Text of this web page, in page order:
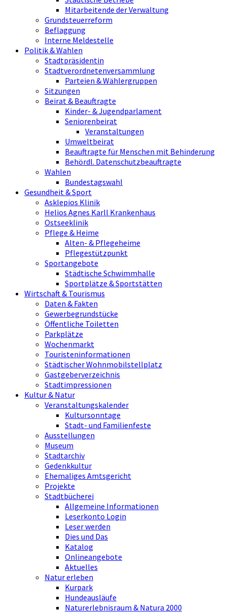
Mitarbeitende der Verwaltung
Grundsteuerreform
Beflaggung
Interne Meldestelle
Politik & Wahlen
Stadtpräsidentin
Stadtverordnetenversammlung
Parteien & Wählergruppen
Sitzungen
Beirat & Beauftragte
Kinder- & Jugendparlament
Seniorenbeirat
Veranstaltungen
Umweltbeirat
Beauftragte für Menschen mit Behinderung
Behördl. Datenschutzbeauftragte
Wahlen
Bundestagswahl
Gesundheit & Sport
Asklepios Klinik
Helios Agnes Karll Krankenhaus
Ostseeklinik
Pflege & Heime
Alten- & Pflegeheime
Pflegestützpunkt
Sportangebote
Städtische Schwimmhalle
Sportplätze & Sportstätten
Wirtschaft & Tourismus
Daten & Fakten
Gewerbegrundstücke
Öffentliche Toiletten
Parkplätze
Wochenmarkt
Touristeninformationen
Städtischer Wohnmobilstellplatz
Gastgeberverzeichnis
Stadtimpressionen
Kultur & Natur
Veranstaltungskalender
Kultursonntage
Stadt- und Familienfeste
Ausstellungen
Museum
Stadtarchiv
Gedenkkultur
Ehemaliges Amtsgericht
Projekte
Stadtbücherei
Allgemeine Informationen
Leserkonto Login
Leser werden
Dies und Das
Katalog
Onlineangebote
Aktuelles
Natur erleben
Kurpark
Hundeausläufe
Naturerlebnisraum & Natura 2000